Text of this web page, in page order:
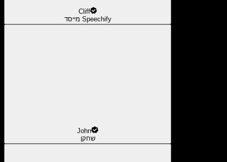
Cliff
מייסד Speechify
John
שחקן